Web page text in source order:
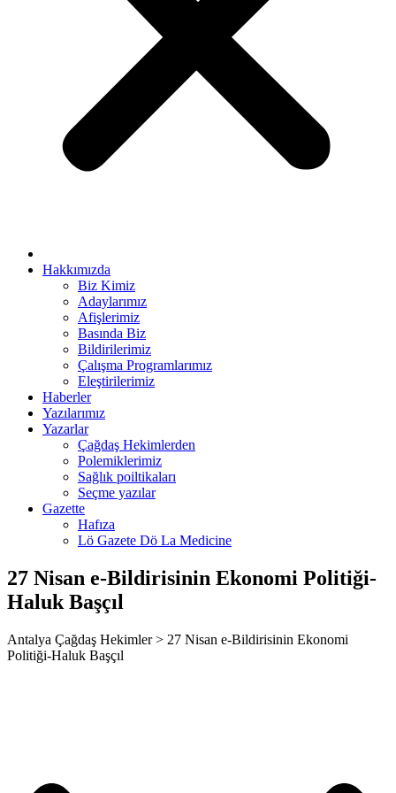
Hakkımızda
Biz Kimiz
Adaylarımız
Afişlerimiz
Basında Biz
Bildirilerimiz
Çalışma Programlarımız
Eleştirilerimiz
Haberler
Yazılarımız
Yazarlar
Çağdaş Hekimlerden
Polemiklerimiz
Sağlık poiltikaları
Seçme yazılar
Gazette
Hafıza
Lö Gazete Dö La Medicine
27 Nisan e-Bildirisinin Ekonomi Politiği-
Haluk Başçıl
Antalya Çağdaş Hekimler > 27 Nisan e-Bildirisinin Ekonomi
Politiği-Haluk Başçıl